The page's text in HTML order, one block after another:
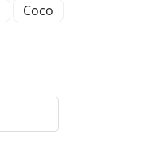
Coco